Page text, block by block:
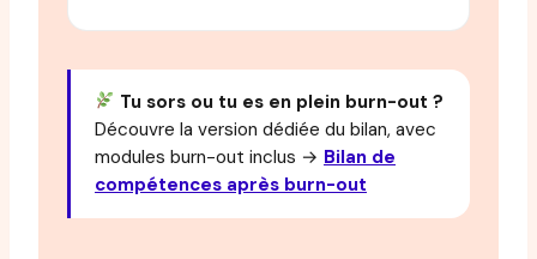
Tu sors ou tu es en plein burn-out ?
Découvre la version dédiée du bilan, avec
modules burn-out inclus → Bilan de
compétences après burn-out